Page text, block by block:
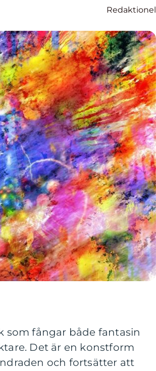
Redaktionel
som fångar både fantasin
Det är en konstform
och fortsätter att